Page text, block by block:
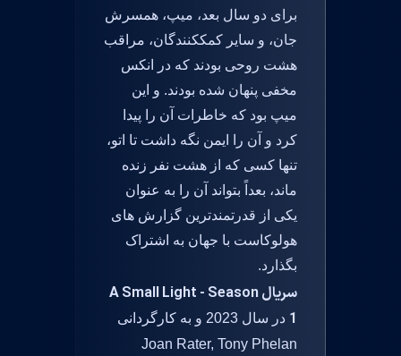
برای دو سال بعد، میپ، همسرش
جان، و سایر کمککنندگان، مراقب
هشت روحی بودند که در انکس
مخفی پنهان شده بودند. و این
میپ بود که خاطرات آن را پیدا
کرد و آن را ایمن نگه داشت تا اتو،
تنها کسی که از هشت نفر زنده
ماند، بعداً بتواند آن را به عنوان
یکی از قدرتمندترین گزارش های
هولوکاست با جهان به اشتراک
بگذارد.
سریال A Small Light - Season
1
در سال 2023 و به کارگردانی
Joan Rater, Tony Phelan